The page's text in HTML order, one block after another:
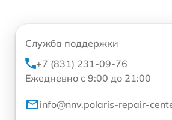
Служба поддержки
+7 (831) 231-09-76
Ежедневно с 9:00 до 21:00
info@nnv.polaris-repair-